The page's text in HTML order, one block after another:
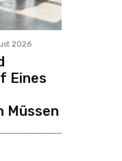
2026
Eines
Müssen